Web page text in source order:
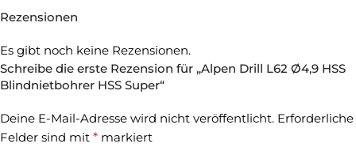
Rezensionen
Es gibt noch keine Rezensionen.
Schreibe die erste Rezension für „Alpen Drill L62 Ø4,9 HSS
Blindnietbohrer HSS Super“
Deine E-Mail-Adresse wird nicht veröffentlicht. Erforderliche
Felder sind mit * markiert